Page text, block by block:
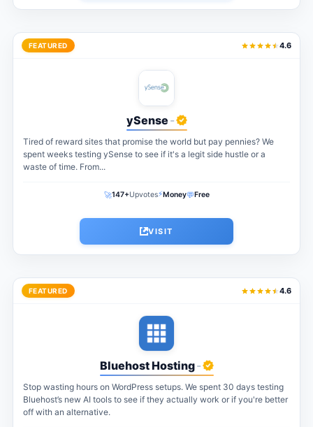
FEATURED 4.6
ySense -
Tired of reward sites that promise the world but pay pennies? We
spent weeks testing ySense to see if it's a legit side hustle or a
waste of time. From...
🚀147+Upvotes⚡Money💬Free
VISIT
FEATURED 4.6
Bluehost Hosting-
Stop wasting hours on WordPress setups. We spent 30 days testing
Bluehost’s new AI tools to see if they actually work or if you're better
off with an alternative.